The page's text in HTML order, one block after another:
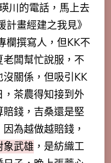
川的電話，馬上去
畫經建之我見》
欄撰寫人，但KK不
闆幫忙說服，不
關係，但吸引KK
，茶農得知接到外
錢，吉桑還是堅
為越做越賠錢，
象武雄 ，是紡織工